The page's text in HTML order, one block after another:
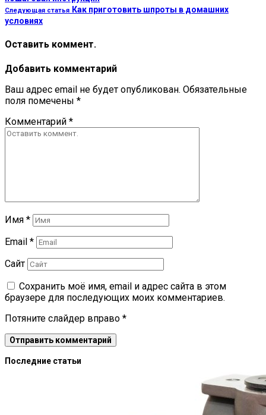
Следующая статья Как приготовить шпроты в домашних
условиях
Оставить коммент.
Добавить комментарий
Ваш адрес email не будет опубликован. Обязательные
поля помечены *
Комментарий *
Имя *
Email *
Сайт
Сохранить моё имя, email и адрес сайта в этом
браузере для последующих моих комментариев.
Потяните слайдер вправо *
Последние статьи